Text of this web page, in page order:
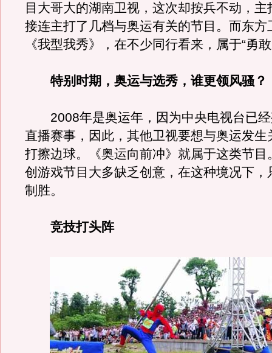
目大哥大的湖南卫视，这次却按兵不动，主
接连主打了几档与奥运有关的节目。而东方
《我型我秀》，在不少同行看来，属于“勇
特别时期，奥运与选秀，谁更领风骚？
2008年是奥运年，因为中央电视台已经
直播赛事，因此，其他卫视要想与奥运发生
打擦边球。《奥运向前冲》就属于这类节目
创游戏节目大多缺乏创意，在这种境况下，
制胜。
竞技打头阵